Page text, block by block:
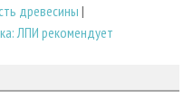
древесины |
ЛПИ рекомендует